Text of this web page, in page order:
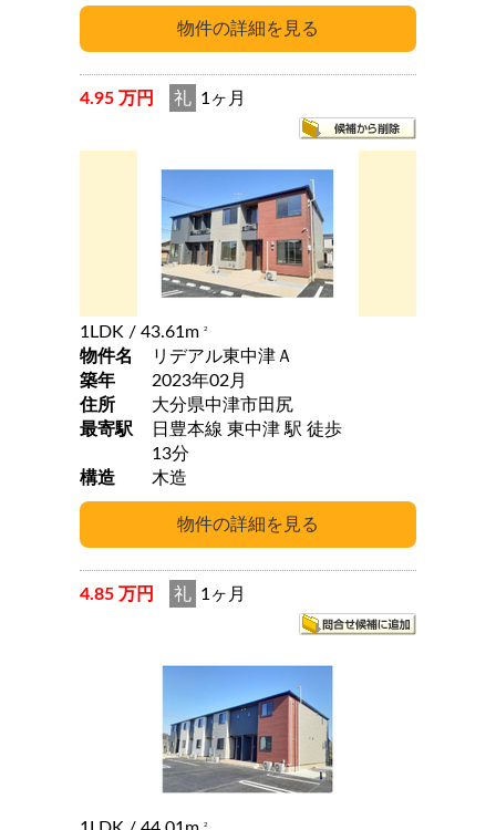
4.95 万円 礼 1ヶ月
1LDK / 43.61m 2
物件名
リデアル東中津Ａ
築年
2023年02月
住所
大分県中津市田尻
最寄駅
日豊本線 東中津 駅 徒歩
13分
構造
木造
4.85 万円 礼 1ヶ月
2